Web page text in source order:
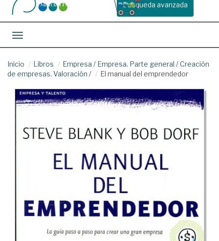
Busqueda avanzada
Toggle navigation
Inicio Libros Empresa / Empresa. Parte general /Creación
de empresas. Valoración / El manual del emprendedor